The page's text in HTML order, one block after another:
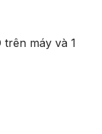
máy và 1